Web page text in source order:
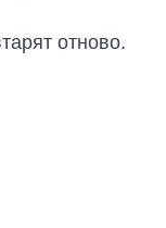
отново.